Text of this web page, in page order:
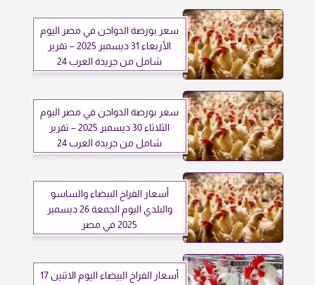
سعر بورصة الدواجن في مصر اليوم
الأربعاء 31 ديسمبر 2025 – تقرير
شامل من جريدة العرب 24
سعر بورصة الدواجن في مصر اليوم
الثلاثاء 30 ديسمبر 2025 – تقرير
شامل من جريدة العرب 24
أسعار الفراخ البيضاء والساسو
والبلدي اليوم الجمعة 26 ديسمبر
2025 في مصر
أسعار الفراخ البيضاء اليوم الاثنين 17